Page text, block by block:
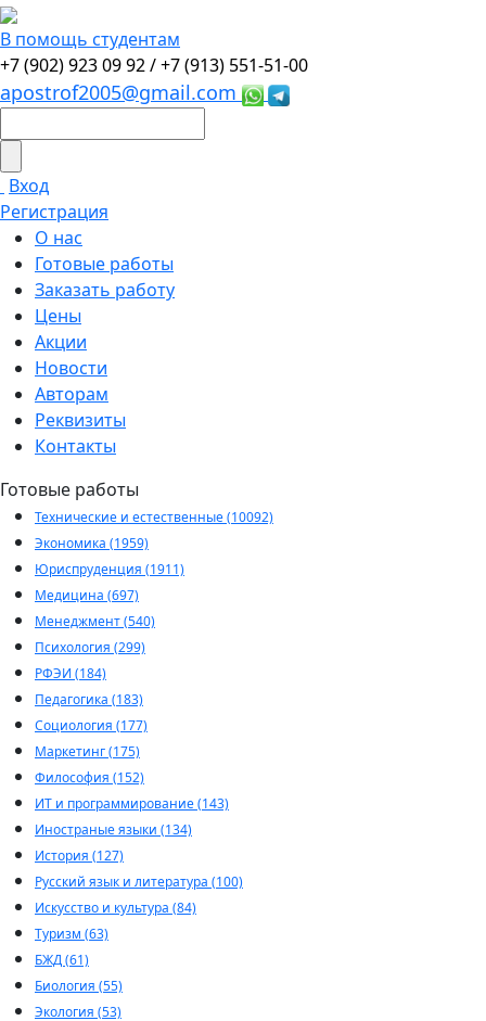
В помощь студентам
+7 (902) 923 09 92 /+7 (913) 551-51-00
apostrof2005@gmail.com
Вход
Регистрация
О нас
Готовые работы
Заказать работу
Цены
Акции
Новости
Авторам
Реквизиты
Контакты
Готовые работы
Технические и естественные (10092)
Экономика (1959)
Юриспруденция (1911)
Медицина (697)
Менеджмент (540)
Психология (299)
РФЭИ (184)
Педагогика (183)
Социология (177)
Маркетинг (175)
Философия (152)
ИТ и программирование (143)
Иностраные языки (134)
История (127)
Русский язык и литература (100)
Искусство и культура (84)
Туризм (63)
БЖД (61)
Биология (55)
Экология (53)